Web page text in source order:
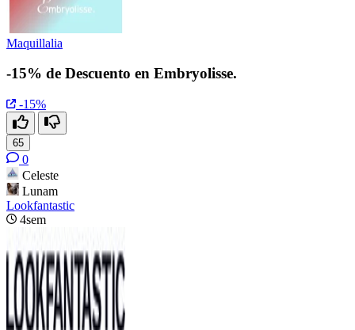
Maquillalia
-15% de Descuento en Embryolisse.
-15%
65
0
Celeste
Lunam
Lookfantastic
4sem